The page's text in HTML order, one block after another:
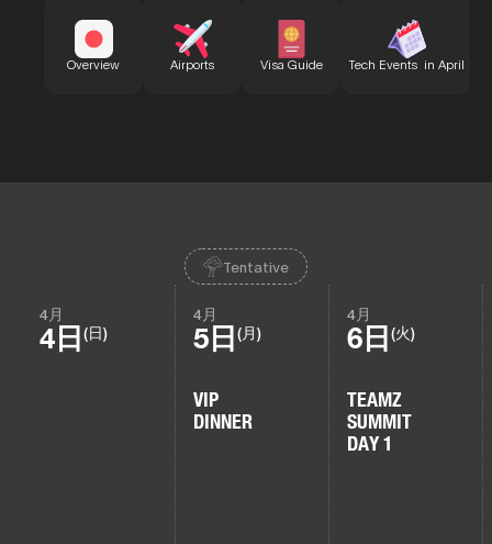
Overview Airports Visa Guide Tech Events in April
Tentative
4月
4日 (日)
4月
5日 (月)
VIP
DINNER
4月
6日 (火)
TEAMZ
SUMMIT
DAY 1